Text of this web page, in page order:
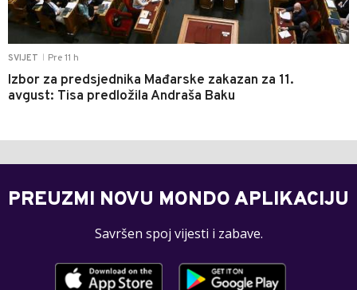
SVIJET Pre 11 h
Izbor za predsjednika Mađarske zakazan za 11.
avgust: Tisa predložila Andraša Baku
PREUZMI NOVU MONDO APLIKACIJU
Savršen spoj vijesti i zabave.